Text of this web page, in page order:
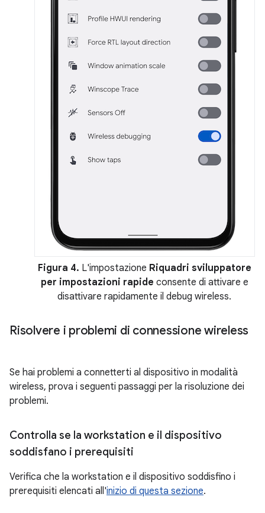
Figura 4. L'impostazione Riquadri sviluppatore
per impostazioni rapide consente di attivare e
disattivare rapidamente il debug wireless.
Risolvere i problemi di connessione wireless
Se hai problemi a connetterti al dispositivo in modalità
wireless, prova i seguenti passaggi per la risoluzione dei
problemi.
Controlla se la workstation e il dispositivo
soddisfano i prerequisiti
Verifica che la workstation e il dispositivo soddisfino i
prerequisiti elencati all'inizio di questa sezione.